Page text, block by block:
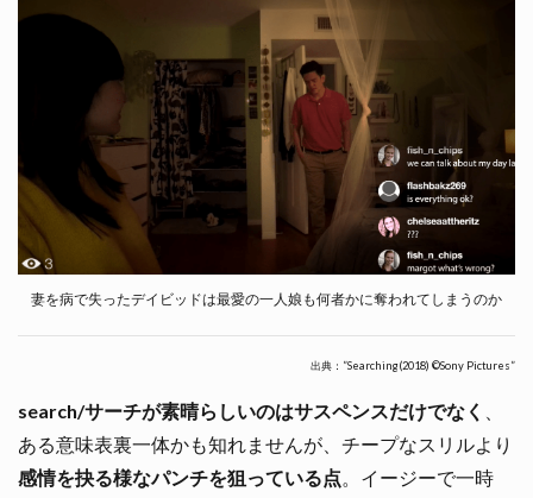
妻を病で失ったデイビッドは最愛の一人娘も何者かに奪われてしまうのか
出典：”Searching(2018) ©Sony Pictures”
search/サーチが素晴らしいのはサスペンスだけでなく
ある意味表裏一体かも知れませんが、チープなスリルより
感情を抉る様なパンチを狙っている点。イージーで一時